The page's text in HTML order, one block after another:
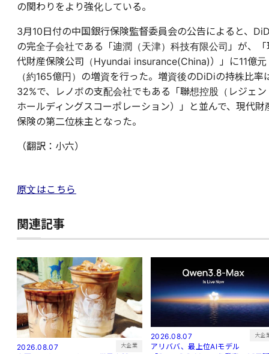
の関わりをより強化している。
3月10日付の中国銀行保険監督委員会の公告によると、
の完全子会社である「迪潤（天津）科技有限公司」が、「
代財産保険公司（Hyundai insurance(China)）」に11億元
（約165億円）の増資を行った。増資後のDiDiの持株比率
32%で、レノボの支配会社でもある「聯想控股（レジェン
ホールディングスコーポレーション）」と並んで、現代財
保険の第二位株主となった。
（翻訳：小六）
原文はこちら
関連記事
2026.08.07 大企業
2026.08.07 大企
アリババ、最上位AIモデル